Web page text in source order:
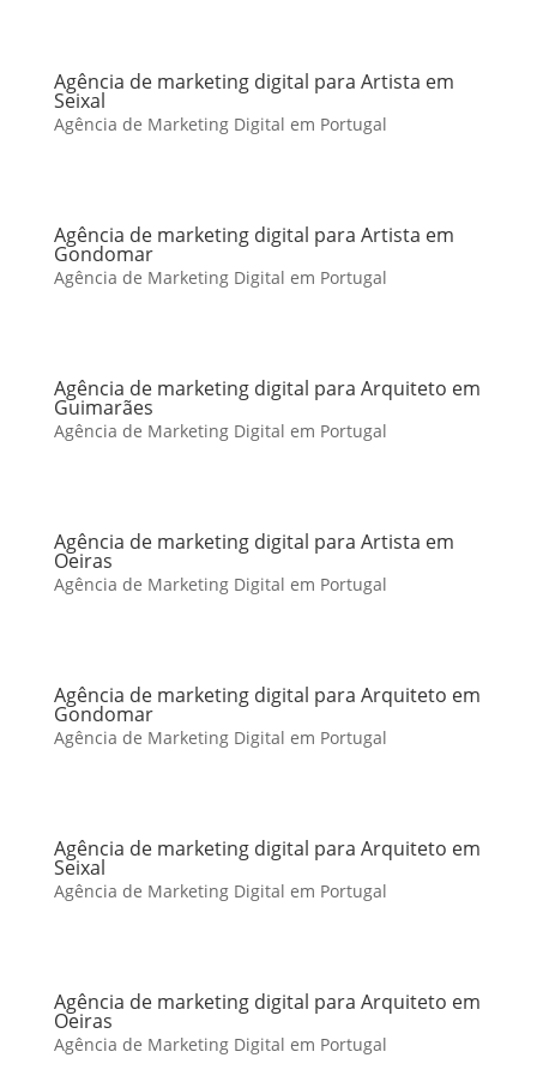
Agência de marketing digital para Artista em
Seixal
Agência de Marketing Digital em Portugal
Agência de marketing digital para Artista em
Gondomar
Agência de Marketing Digital em Portugal
Agência de marketing digital para Arquiteto em
Guimarães
Agência de Marketing Digital em Portugal
Agência de marketing digital para Artista em
Oeiras
Agência de Marketing Digital em Portugal
Agência de marketing digital para Arquiteto em
Gondomar
Agência de Marketing Digital em Portugal
Agência de marketing digital para Arquiteto em
Seixal
Agência de Marketing Digital em Portugal
Agência de marketing digital para Arquiteto em
Oeiras
Agência de Marketing Digital em Portugal